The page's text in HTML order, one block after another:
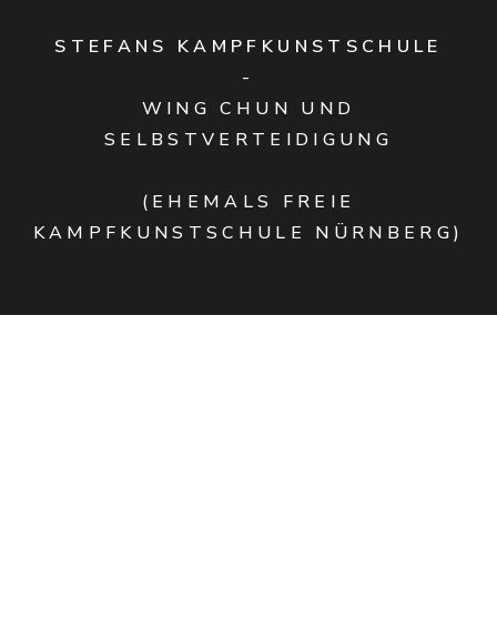
STEFANS KAMPFKUNSTSCHULE
-
WING CHUN UND
SELBSTVERTEIDIGUNG
(EHEMALS FREIE
KAMPFKUNSTSCHULE NÜRNBERG)